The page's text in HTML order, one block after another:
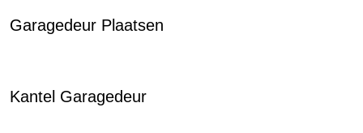
Garagedeur Plaatsen
Kantel Garagedeur